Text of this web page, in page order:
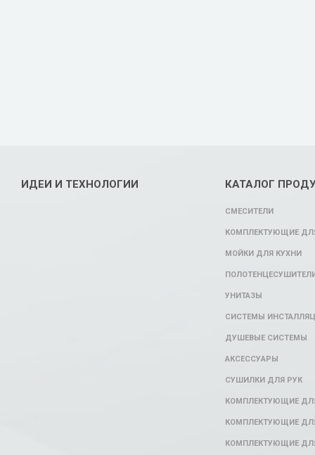
ИДЕИ И ТЕХНОЛОГИИ КАТАЛОГ
СМЕСИТЕЛИ
КОМПЛЕКТУЮЩИЕ
МОЙКИ ДЛЯ КУХНИ
УНИТАЗЫ
СИСТЕМЫ
ДУШЕВЫЕ СИСТЕМЫ
АКСЕССУАРЫ
СУШИЛКИ ДЛЯ РУК
КОМПЛЕКТУЮЩИЕ
КОМПЛЕКТУЮЩИЕ
КОМПЛЕКТУЮЩИЕ